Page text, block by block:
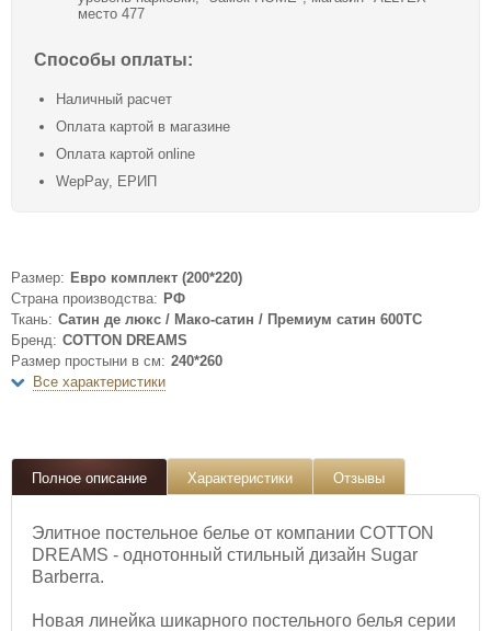
место 477
Способы оплаты:
Наличный расчет
Оплата картой в магазине
Оплата картой online
WepPay, ЕРИП
Размер: Евро комплект (200*220)
Страна производства: РФ
Ткань: Сатин де люкс / Мако-сатин / Премиум сатин 600ТС
Бренд: COTTON DREAMS
Размер простыни в см: 240*260
Все характеристики
Полное описание Характеристики Отзывы
Элитное постельное белье от компании COTTON
DREAMS - однотонный стильный дизайн Sugar
Barberra.
Новая линейка шикарного постельного белья серии